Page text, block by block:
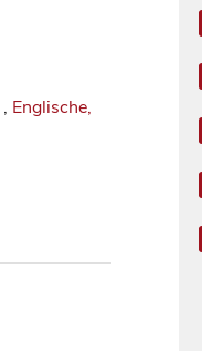
, Englische,